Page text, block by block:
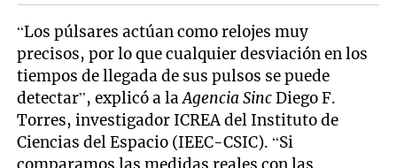
“Los púlsares actúan como relojes muy
precisos, por lo que cualquier desviación en los
tiempos de llegada de sus pulsos se puede
detectar”, explicó a laAgencia SincDiego F.
Torres, investigador ICREA del Instituto de
Ciencias del Espacio (IEEC-CSIC). “Si